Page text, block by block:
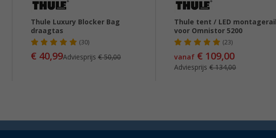
Thule Luxury Blocker Bag
draagtas
(30)
€ 40,99Adviesprijs € 50,00
Thule tent / LED montagerail
voor Omnistor 5200
(23)
vanaf € 109,00
Adviesprijs€ 134,00